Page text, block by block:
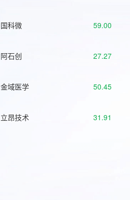
国科微 59.00
阿石创 27.27
金域医学 50.45
立昂技术 31.91